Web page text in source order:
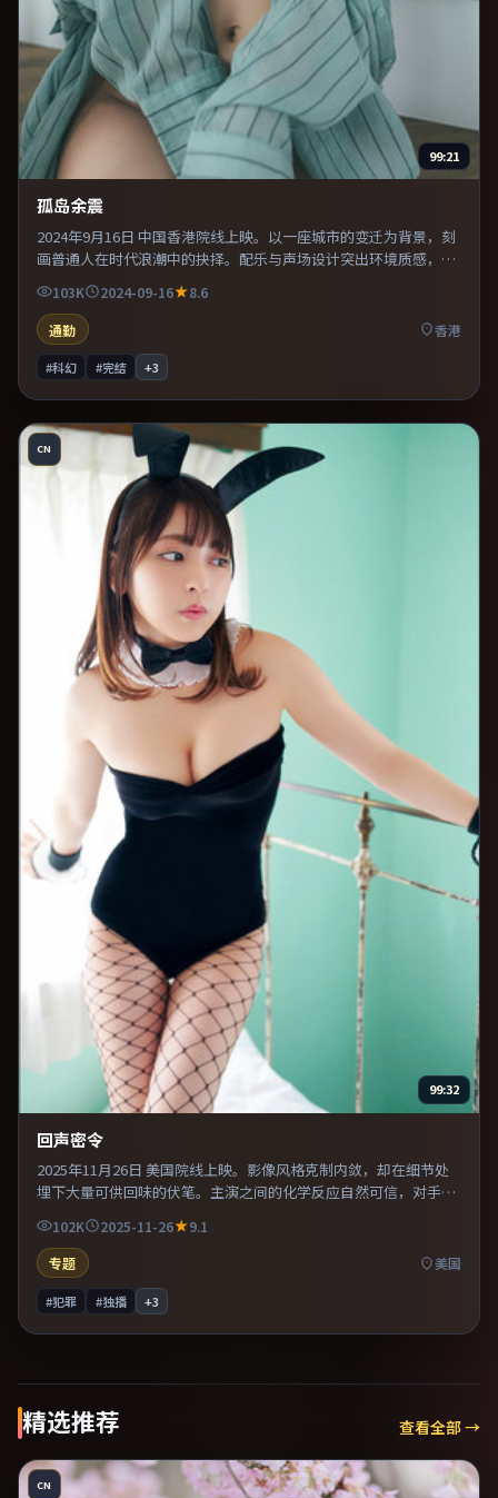
99:21
孤岛余震
2024年9月16日 中国香港院线上映。以一座城市的变迁为背景，刻
画普通人在时代浪潮中的抉择。配乐与声场设计突出环境质感，使
观众更易沉浸其中。适合喜欢现实主义题材的观众，情绪后劲较
足。
103K 2024-09-16
8.6
通勤
香港
#科幻 #完结 +3
CN
99:32
回声密令
2025年11月26日 美国院线上映。影像风格克制内敛，却在细节处
埋下大量可供回味的伏笔。主演之间的化学反应自然可信，对手戏
张力贯穿全片。推荐给偏爱群像戏与命运母题的影迷。
102K 2025-11-26
9.1
专题
美国
#犯罪 #独播 +3
精选推荐 查看全部 →
CN